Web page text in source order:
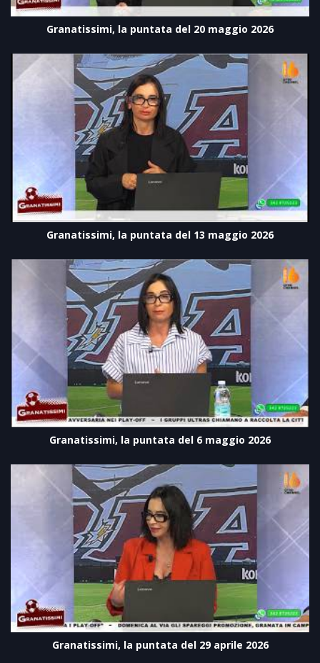
Granatissimi, la puntata del 20 maggio 2026
Granatissimi, la puntata del 13 maggio 2026
Granatissimi, la puntata del 6 maggio 2026
Granatissimi, la puntata del 29 aprile 2026